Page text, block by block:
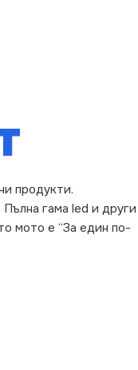
продукти.
гама led и други
мото е “За един по-